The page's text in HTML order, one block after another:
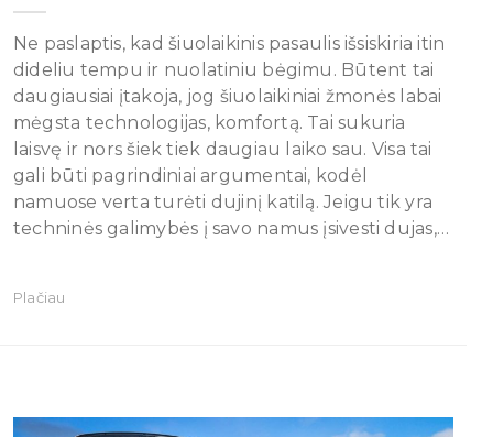
Ne paslaptis, kad šiuolaikinis pasaulis išsiskiria itin
dideliu tempu ir nuolatiniu bėgimu. Būtent tai
daugiausiai įtakoja, jog šiuolaikiniai žmonės labai
mėgsta technologijas, komfortą. Tai sukuria
laisvę ir nors šiek tiek daugiau laiko sau. Visa tai
gali būti pagrindiniai argumentai, kodėl
namuose verta turėti dujinį katilą. Jeigu tik yra
techninės galimybės į savo namus įsivesti dujas,…
Plačiau